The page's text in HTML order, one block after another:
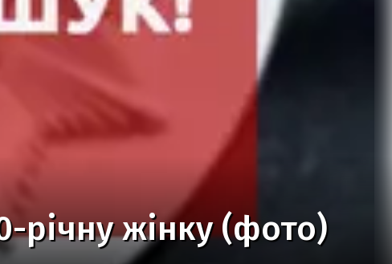
річну жінку (фото)